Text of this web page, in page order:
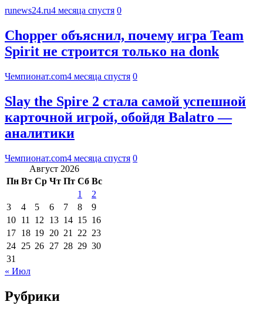
runews24.ru4 месяца спустя 0
Chopper объяснил, почему игра Team
Spirit не строится только на donk
Чемпионат.com4 месяца спустя 0
Slay the Spire 2 стала самой успешной
карточной игрой, обойдя Balatro —
аналитики
Чемпионат.com4 месяца спустя 0
Август 2026
Пн Вт Ср Чт Пт Сб Вс
1
2
3
4 5 6 7 8
9
10 11 12 13 14 15 16
17 18 19 20 21 22 23
24 25 26 27 28 29 30
31
« Июл
Рубрики